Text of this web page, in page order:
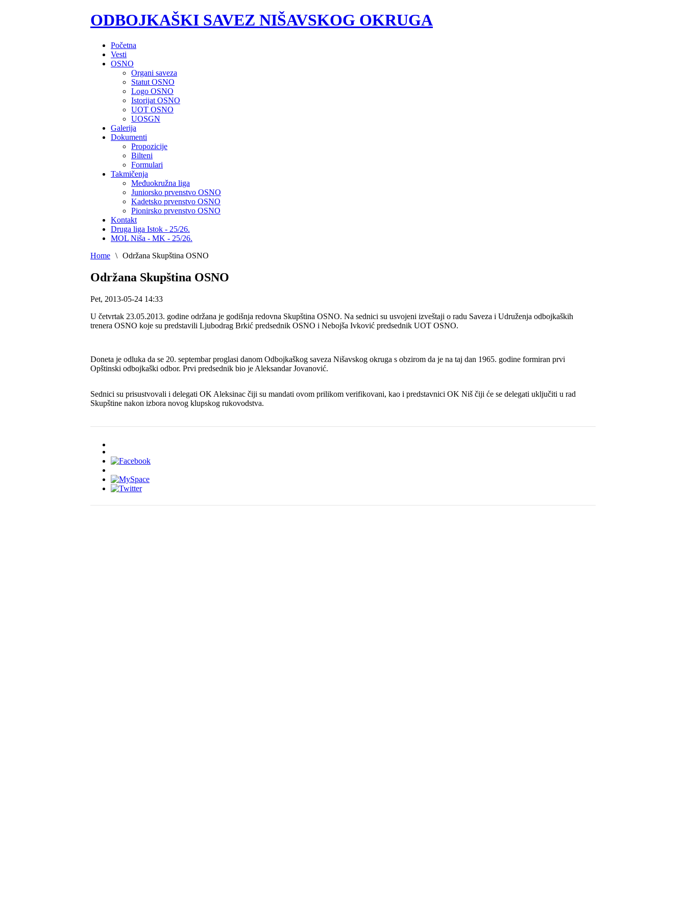
ODBOJKAŠKI SAVEZ NIŠAVSKOG OKRUGA
Početna
Vesti
OSNO
Organi saveza
Statut OSNO
Logo OSNO
Istorijat OSNO
UOT OSNO
UOSGN
Galerija
Dokumenti
Propozicije
Bilteni
Formulari
Takmičenja
Međuokružna liga
Juniorsko prvenstvo OSNO
Kadetsko prvenstvo OSNO
Pionirsko prvenstvo OSNO
Kontakt
Druga liga Istok - 25/26.
MOL Niša - MK - 25/26.
Home \ Održana Skupština OSNO
Održana Skupština OSNO
Pet, 2013-05-24 14:33
U četvrtak 23.05.2013. godine održana je godišnja redovna Skupština OSNO. Na sednici su usvojeni izveštaji o radu Saveza i Udruženja odbojkaških
trenera OSNO koje su predstavili Ljubodrag Brkić predsednik OSNO i Nebojša Ivković predsednik UOT OSNO.
Doneta je odluka da se 20. septembar proglasi danom Odbojkaškog saveza Nišavskog okruga s obzirom da je na taj dan 1965. godine formiran prvi
Opštinski odbojkaški odbor. Prvi predsednik bio je Aleksandar Jovanović.
Sednici su prisustvovali i delegati OK Aleksinac čiji su mandati ovom prilikom verifikovani, kao i predstavnici OK Niš čiji će se delegati uključiti u rad
Skupštine nakon izbora novog klupskog rukovodstva.